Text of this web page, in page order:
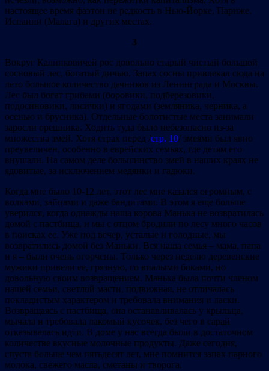
настоящее время фаэтон не редкость в Нью-Йорке, Париже,
Испании (Малага) и других местах.
3
Вокруг Калинковичей рос довольно старый чистый большой
сосновый лес, богатый дичью. Запах сосны привлекал сюда на
лето большое количество дачников из Ленинграда и Москвы.
Лес был богат грибами (боровики, подберезовики,
подосиновики, лисички) и ягодами (земляника, черника, а
осенью и брусника). Отдельные болотистые места занимали
заросли орешника. Ходить туда было небезопасно из-за
множества змей. Хотя страх перед /стр. 10/ змеями был явно
преувеличен, особенно в еврейских семьях, где детям его
внушали. На самом деле большинство змей в наших краях не
ядовитые, за исключением медянки и гадюки.
Когда мне было 10-12 лет, этот лес мне казался огромным, с
волками, зайцами и даже бандитами. В этом я еще больше
уверился, когда однажды наша корова Манька не возвратилась
домой с пастбища, и мы с отцом бродили по лесу много часов
в поисках ее. Уже под вечер, усталые и голодные, мы
возвратились домой без Маньки. Вся наша семья – мама, папа
и я – были очень огорчены. Только через неделю деревенские
мужики привели ее, грязную, со впалыми боками, но
довольную своим возвращением. Манька была почти членом
нашей семьи, светлой масти, подвижная, не отличалась
покладистым характером и требовала внимания и ласки.
Возвращаясь с пастбища, она останавливалась у крыльца,
мычала и требовала лакомый кусочек, без чего в сарай
отказывалась идти. В доме у нас всегда были в достаточном
количестве вкусные молочные продукты. Даже сегодня,
спустя больше чем пятьдесят лет, мне помнится запах парного
молока, свежего масла, сметаны и творога.